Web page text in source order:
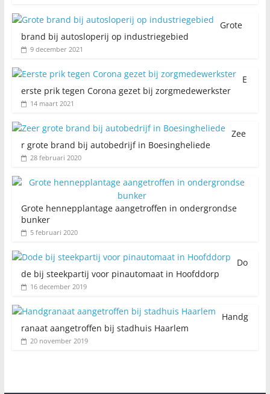
Grote
brand bij autosloperij op industriegebied
9 december 2021
E
erste prik tegen Corona gezet bij zorgmedewerkster
14 maart 2021
Zee
r grote brand bij autobedrijf in Boesingheliede
28 februari 2020
Grote hennepplantage aangetroffen in ondergrondse
bunker
5 februari 2020
Do
de bij steekpartij voor pinautomaat in Hoofddorp
16 december 2019
Handg
ranaat aangetroffen bij stadhuis Haarlem
20 november 2019